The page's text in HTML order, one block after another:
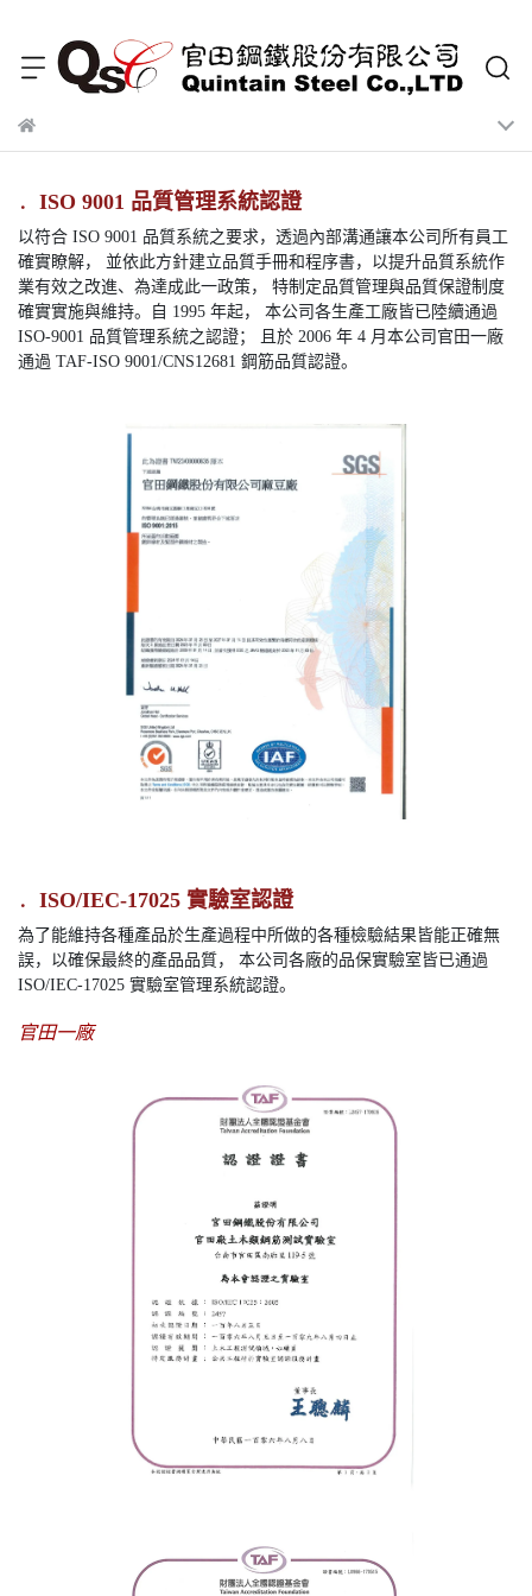
． ISO 9001 品質管理系統認證
以符合 ISO 9001 品質系統之要求，透過內部溝通讓本公司所有員工
確實瞭解， 並依此方針建立品質手冊和程序書，以提升品質系統作
業有效之改進、為達成此一政策， 特制定品質管理與品質保證制度
確實實施與維持。自 1995 年起， 本公司各生產工廠皆已陸續通過
ISO-9001 品質管理系統之認證； 且於 2006 年 4 月本公司官田一廠
通過 TAF-ISO 9001/CNS12681 鋼筋品質認證。
． ISO/IEC-17025 實驗室認證
為了能維持各種產品於生產過程中所做的各種檢驗結果皆能正確無
誤，以確保最終的產品品質， 本公司各廠的品保實驗室皆已通過
ISO/IEC-17025 實驗室管理系統認證。
官田一廠